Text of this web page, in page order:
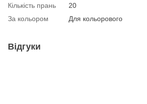
Кількість прань
20
За кольором
Для кольорового
Відгуки